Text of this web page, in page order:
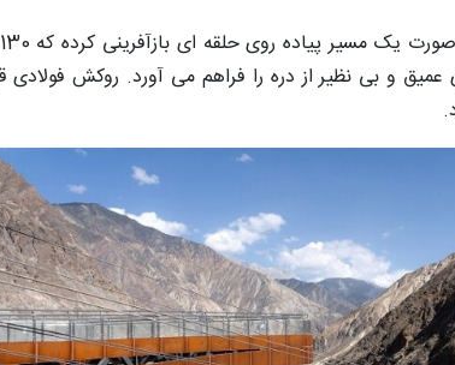
و بی نظیر از دره را فراهم می آورد. روکش فولادی